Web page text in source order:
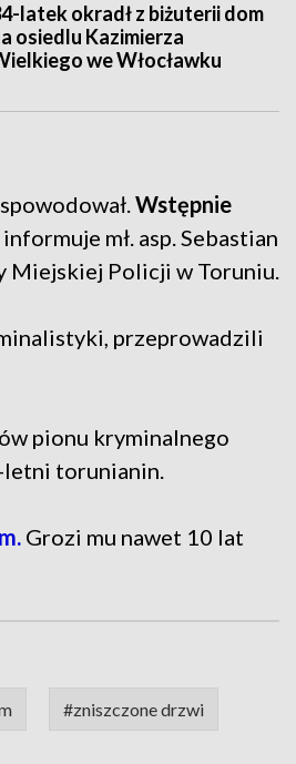
latek okradł z biżuterii dom
osiedlu Kazimierza
we Włocławku
Wstępnie
informuje mł. asp. Sebastian
Miejskiej Policji w Toruniu.
przeprowadzili
pionu kryminalnego
letni torunianin.
Grozi mu nawet 10 lat
#zniszczone drzwi